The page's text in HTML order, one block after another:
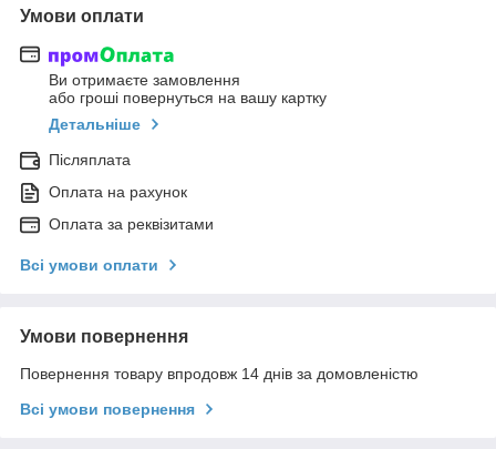
Умови оплати
Ви отримаєте замовлення
або гроші повернуться на вашу картку
Детальніше
Післяплата
Оплата на рахунок
Оплата за реквізитами
Всі умови оплати
Умови повернення
Повернення товару впродовж 14 днів за домовленістю
Всі умови повернення